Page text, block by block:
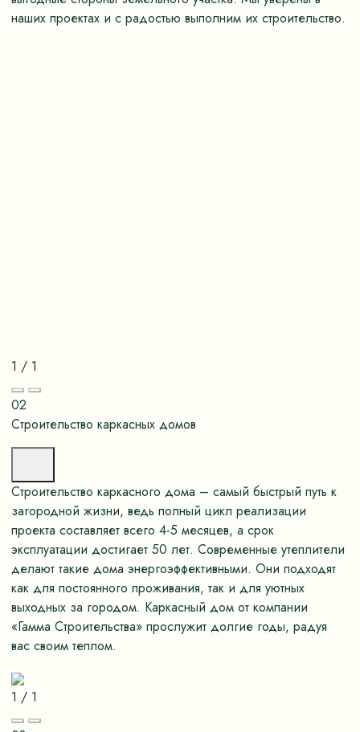
наших проектах и с радостью выполним их строительство.
1 / 1
02
Строительство каркасных домов
Строительство каркасного дома – самый быстрый путь к
загородной жизни, ведь полный цикл реализации
проекта составляет всего 4-5 месяцев, а срок
эксплуатации достигает 50 лет. Современные утеплители
делают такие дома энергоэффективными. Они подходят
как для постоянного проживания, так и для уютных
выходных за городом. Каркасный дом от компании
«Гамма Строительства» прослужит долгие годы, радуя
вас своим теплом.
1 / 1